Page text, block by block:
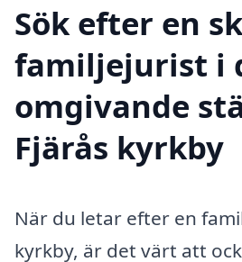
Sök efter en
familjejurist i
omgivande
Fjärås kyrkby
När du letar efter en
kyrkby, är det värt att